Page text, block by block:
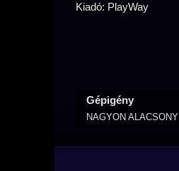
Kiadó: PlayWay
Gépigény
NAGYON ALACSONY